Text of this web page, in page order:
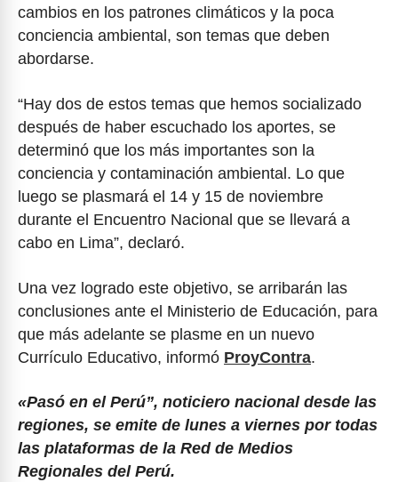
cambios en los patrones climáticos y la poca
conciencia ambiental, son temas que deben
abordarse.
“Hay dos de estos temas que hemos socializado
después de haber escuchado los aportes, se
determinó que los más importantes son la
conciencia y contaminación ambiental. Lo que
luego se plasmará el 14 y 15 de noviembre
durante el Encuentro Nacional que se llevará a
cabo en Lima”, declaró.
Una vez logrado este objetivo, se arribarán las
conclusiones ante el Ministerio de Educación, para
que más adelante se plasme en un nuevo
Currículo Educativo, informó ProyContra.
«Pasó en el Perú”, noticiero nacional desde las
regiones, se emite de lunes a viernes por todas
las plataformas de la Red de Medios
Regionales del Perú.